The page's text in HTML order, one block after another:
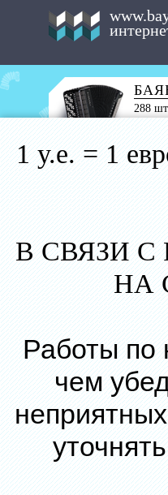
288
1 у.е. = 1
В СВЯЗИ
НА
Работы по
чем